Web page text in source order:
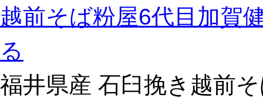
越前そば粉屋6代目加賀
る
福井県産 石臼挽き越前